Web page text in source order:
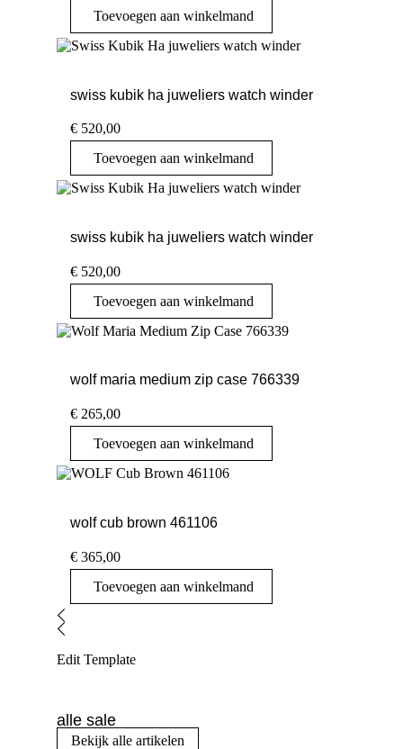
Toevoegen aan winkelmand
swiss kubik ha juweliers watch winder
€ 520,00
Toevoegen aan winkelmand
swiss kubik ha juweliers watch winder
€ 520,00
Toevoegen aan winkelmand
wolf maria medium zip case 766339
€ 265,00
Toevoegen aan winkelmand
wolf cub brown 461106
€ 365,00
Toevoegen aan winkelmand
Edit Template
alle sale
Bekijk alle artikelen